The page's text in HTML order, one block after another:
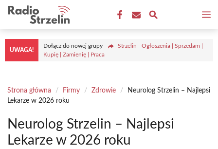
Przejdź
treści
UWAGA!
Dołącz do nowej grupy
Strzelin - Ogłoszenia | Sprzedam |
Kupię | Zamienię | Praca
Strona główna / Firmy / Zdrowie /
Neurolog Strzelin – Najlepsi
Lekarze w 2026 roku
Neurolog Strzelin – Najlepsi
Lekarze w 2026 roku